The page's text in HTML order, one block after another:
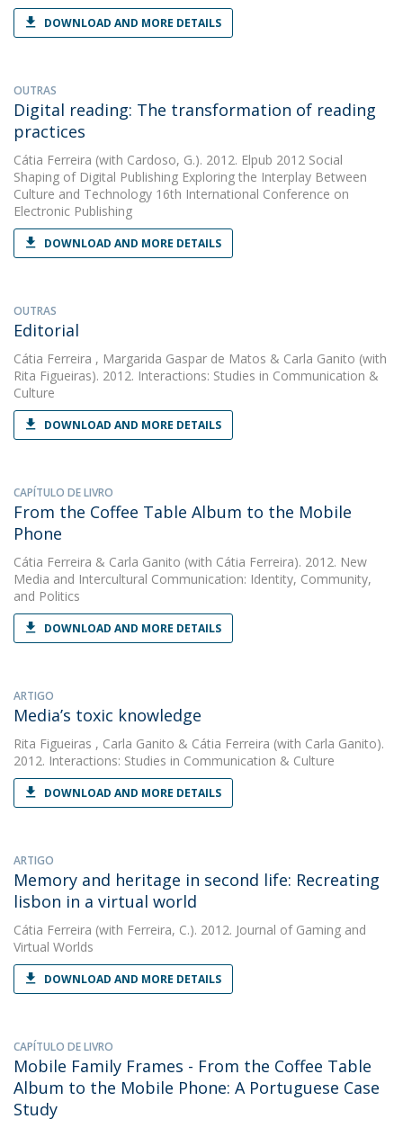
DOWNLOAD AND MORE DETAILS
OUTRAS
Digital reading: The transformation of reading
practices
Cátia Ferreira (with Cardoso, G.). 2012. Elpub 2012 Social
Shaping of Digital Publishing Exploring the Interplay Between
Culture and Technology 16th International Conference on
Electronic Publishing
DOWNLOAD AND MORE DETAILS
OUTRAS
Editorial
Cátia Ferreira , Margarida Gaspar de Matos & Carla Ganito (with
Rita Figueiras). 2012. Interactions: Studies in Communication &
Culture
DOWNLOAD AND MORE DETAILS
CAPÍTULO DE LIVRO
From the Coffee Table Album to the Mobile
Phone
Cátia Ferreira & Carla Ganito (with Cátia Ferreira). 2012. New
Media and Intercultural Communication: Identity, Community,
and Politics
DOWNLOAD AND MORE DETAILS
ARTIGO
Media’s toxic knowledge
Rita Figueiras , Carla Ganito & Cátia Ferreira (with Carla Ganito).
2012. Interactions: Studies in Communication & Culture
DOWNLOAD AND MORE DETAILS
ARTIGO
Memory and heritage in second life: Recreating
lisbon in a virtual world
Cátia Ferreira (with Ferreira, C.). 2012. Journal of Gaming and
Virtual Worlds
DOWNLOAD AND MORE DETAILS
CAPÍTULO DE LIVRO
Mobile Family Frames - From the Coffee Table
Album to the Mobile Phone: A Portuguese Case
Study